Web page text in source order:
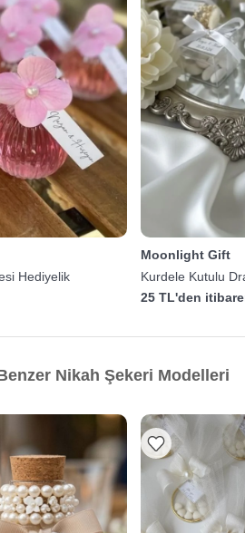
Hediyelik
Moonlight Gift
Kurdele Kutulu
25 TL'den
Nikah Şekeri Modelleri